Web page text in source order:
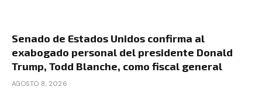
Senado de Estados Unidos confirma al
exabogado personal del presidente Donald
Trump, Todd Blanche, como fiscal general
AGOSTO 8, 2026